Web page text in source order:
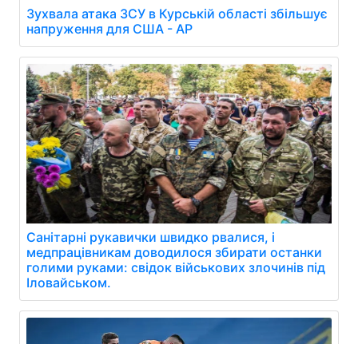
Зухвала атака ЗСУ в Курській області збільшує
напруження для США - AP
Санітарні рукавички швидко рвалися, і
медпрацівникам доводилося збирати останки
голими руками: свідок військових злочинів під
Іловайськом.